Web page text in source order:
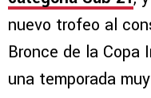
nuevo trofeo al
Bronce de la Copa
una temporada